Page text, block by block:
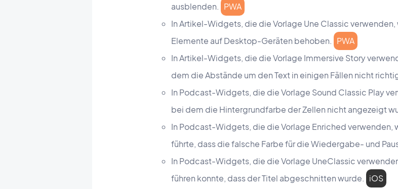
ausblenden. PWA
In Artikel-Widgets, die die Vorlage Une Classic
Elemente auf Desktop-Geräten behoben. PWA
In Artikel-Widgets, die die Vorlage Immersive Story
dem die Abstände um den Text in einigen Fällen nicht
In Podcast-Widgets, die die Vorlage Sound Classic Play
bei dem die Hintergrundfarbe der Zellen nicht angezeigt
In Podcast-Widgets, die die Vorlage Enriched verwenden,
führte, dass die falsche Farbe für die Wiedergabe- und
In Podcast-Widgets, die die Vorlage UneClassic
führen konnte, dass der Titel abgeschnitten wurde. iOS